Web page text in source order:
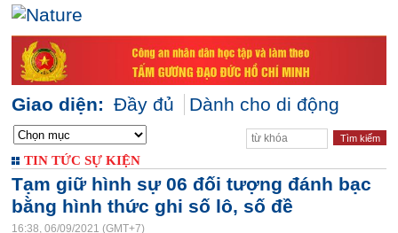
Giao diện: Đầy đủ Dành cho di động
TIN TỨC SỰ KIỆN
Tạm giữ hình sự 06 đối tượng đánh bạc
bằng hình thức ghi số lô, số đề
16:38, 06/09/2021 (GMT+7)